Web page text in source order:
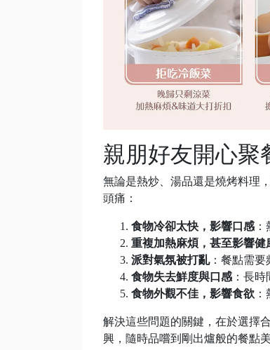
親朋好友開心聚
無論是熱炒、湯品還是燒烤料理
頭痛：
食物冷卻太快，影響口感
重複加熱麻煩，甚至影響健
派對氣氛被打亂：餐點需要
食物失去鮮度與口感 ：長
食物外觀不佳，影響食欲
解決這些問題的關鍵，在於選擇
興，隨時品嚐到剛出爐般的餐點美